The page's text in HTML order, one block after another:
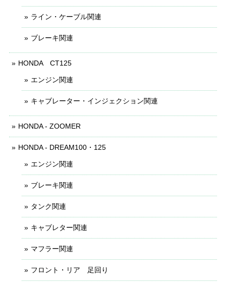
ライン・ケーブル関連
ブレーキ関連
HONDA CT125
エンジン関連
キャブレーター・インジェクション関連
HONDA - ZOOMER
HONDA - DREAM100・125
エンジン関連
ブレーキ関連
タンク関連
キャブレター関連
マフラー関連
フロント・リア 足回り